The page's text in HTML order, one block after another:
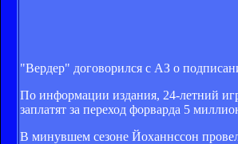
"Вердер" договорился с АЗ о
По информации издания, 24-летний
заплатят за переход форварда 5
В минувшем сезоне Йоханнссон